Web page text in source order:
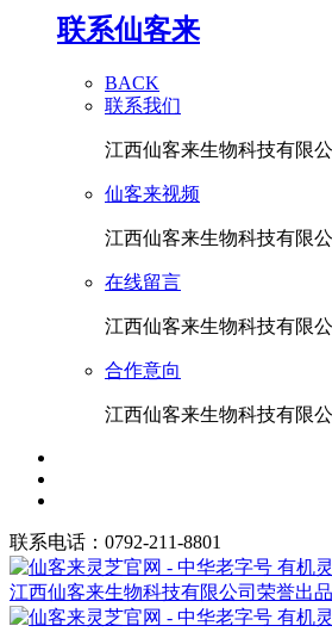
联系仙客来
BACK
联系我们
江西仙客来生物科技有限
仙客来视频
江西仙客来生物科技有限
在线留言
江西仙客来生物科技有限
合作意向
江西仙客来生物科技有限
联系电话：0792-211-8801